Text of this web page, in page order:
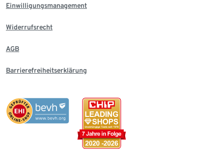
Einwilligungsmanagement
Widerrufsrecht
AGB
Barrierefreiheitserklärung